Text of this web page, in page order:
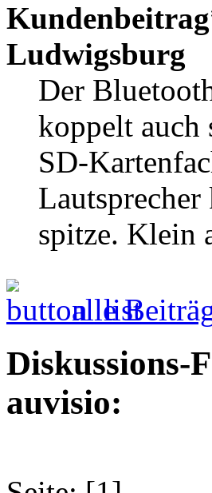
Kundenbeitrag
Ludwigsburg
Der
koppelt auch
SD-
spitze. Klein
alle
Diskussions-
auvisio: